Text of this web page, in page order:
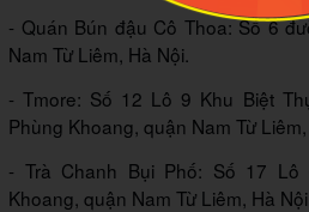
- Quán Bún đậu Cô Thoa: Số 6
Nam Từ Liêm, Hà Nội.
- Tmore: Số 12 Lô 9 Khu Biệt
Phùng Khoang, quận Nam Từ
- Trà Chanh Bụi Phố: Số 17
Khoang, quận Nam Từ Liêm, Hà